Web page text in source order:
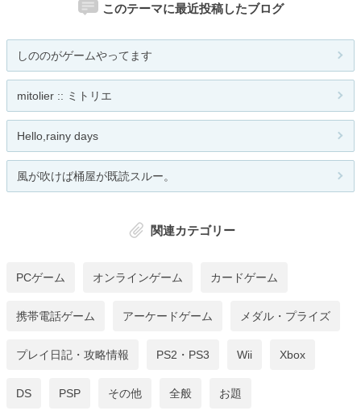
このテーマに最近投稿したブログ
しののがゲームやってます
mitolier :: ミトリエ
Hello,rainy days
風が吹けば桶屋が既読スルー。
関連カテゴリー
PCゲーム オンラインゲーム カードゲーム
携帯電話ゲーム アーケードゲーム メダル・プライズ
プレイ日記・攻略情報 PS2・PS3 Wii Xbox
DS PSP その他 全般 お題